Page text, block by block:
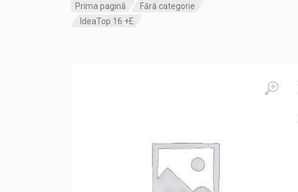
Prima pagină
Fără categorie
IdeaTop 16 +E